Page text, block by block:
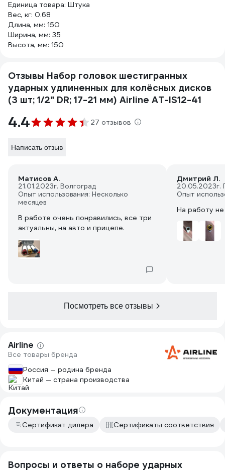
Единица товара: Штука
Вес, кг: 0.68
Длина, мм: 150
Ширина, мм: 35
Высота, мм: 150
Отзывы Набор головок шестигранных
ударных удлиненных для колёсных дисков
(3 шт; 1/2" DR; 17-21 мм) Airline AT-IS12-41
4.4 27 отзывов
Написать отзыв
Матисов А.
21.01.2023г. Волгоград
Опыт использования: Несколько
месяцев
В работе очень понравились, все три
актуальны, на авто и прицепе.
Дмитрий Л.
20.05.2023г.
Опыт
На работу
Посмотреть все отзывы
Airline
Все товары бренда
Россия — родина бренда
Китай — страна производства
Документация
Сертификат дилера Сертификаты соответствия
Вопросы и ответы о наборе ударных